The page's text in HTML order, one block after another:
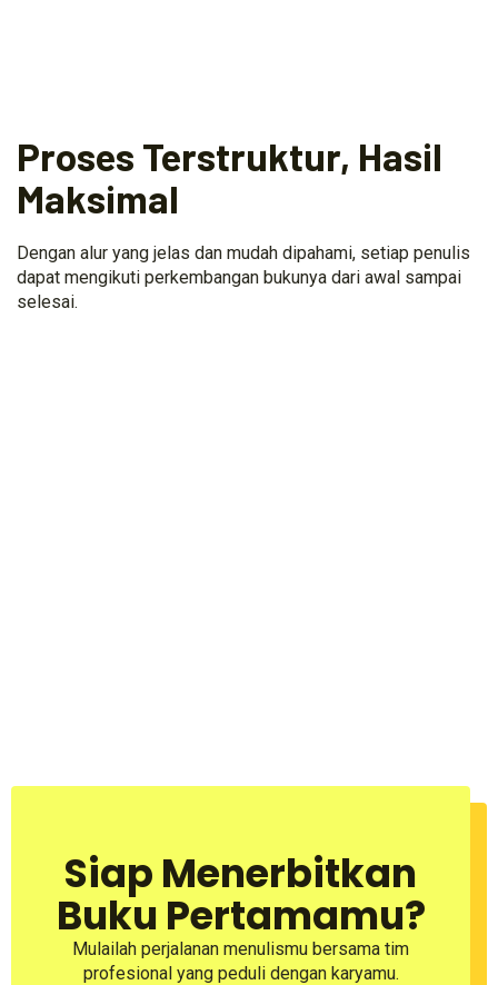
Proses Terstruktur, Hasil
Maksimal
Dengan alur yang jelas dan mudah dipahami, setiap penulis
dapat mengikuti perkembangan bukunya dari awal sampai
selesai.
Siap Menerbitkan
Buku Pertamamu?
Mulailah perjalanan menulismu bersama tim
profesional yang peduli dengan karyamu.